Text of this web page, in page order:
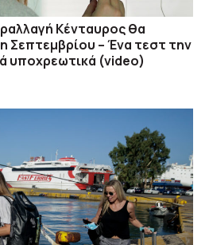
Κένταυρος θα
Σεπτεμβρίου – Ένα τεστ την
υποχρεωτικά (video)